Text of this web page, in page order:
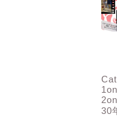
30